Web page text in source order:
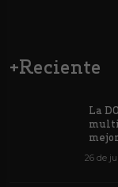
+Reciente
La
26 de